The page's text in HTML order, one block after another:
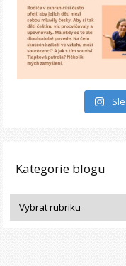
Kategorie blogu